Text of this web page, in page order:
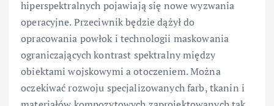
hiperspektralnych pojawiają się nowe wyzwania
operacyjne. Przeciwnik będzie dążył do
opracowania powłok i technologii maskowania
ograniczających kontrast spektralny między
obiektami wojskowymi a otoczeniem. Można
oczekiwać rozwoju specjalizowanych farb, tkanin i